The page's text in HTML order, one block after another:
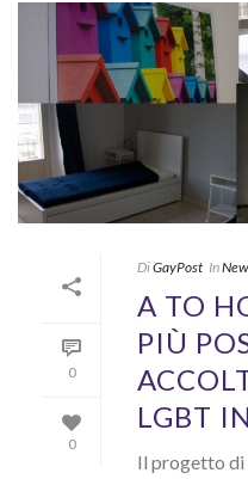
0
0
DiGayPost In
A TO
PIÙ
LGBT
Il progetto di